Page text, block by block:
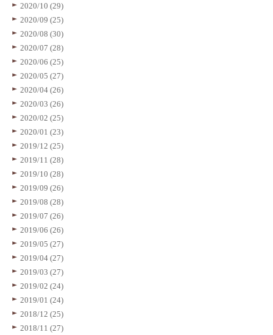
2020/10 (29)
2020/09 (25)
2020/08 (30)
2020/07 (28)
2020/06 (25)
2020/05 (27)
2020/04 (26)
2020/03 (26)
2020/02 (25)
2020/01 (23)
2019/12 (25)
2019/11 (28)
2019/10 (28)
2019/09 (26)
2019/08 (28)
2019/07 (26)
2019/06 (26)
2019/05 (27)
2019/04 (27)
2019/03 (27)
2019/02 (24)
2019/01 (24)
2018/12 (25)
2018/11 (27)